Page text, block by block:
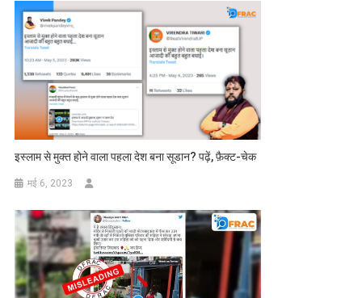
इस्लाम से मुक्त होने वाला पहला देश बना सूडान? पढ़ें, फ़ैक्ट-चेक
मई 6, 2023